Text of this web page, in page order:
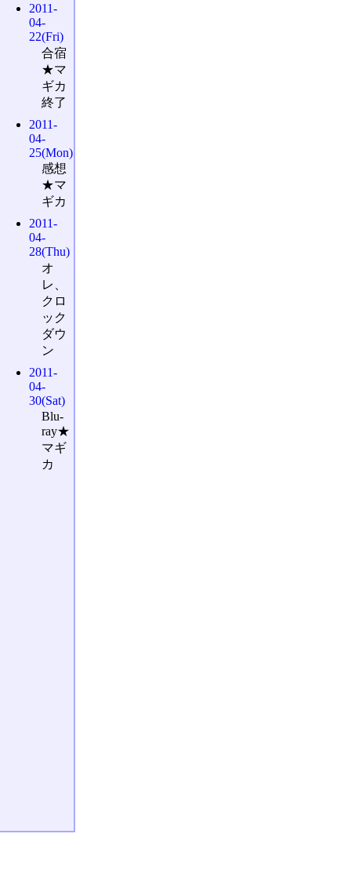
2011-
04-
22(Fri)
合宿
★マ
ギカ
終了
2011-
04-
25(Mon)
感想
★マ
ギカ
2011-
04-
28(Thu)
オ
レ、
クロ
ック
ダウ
ン
2011-
04-
30(Sat)
Blu-
ray★
マギ
カ